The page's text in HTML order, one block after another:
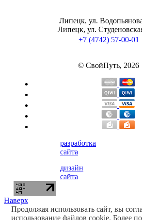
Липецк, ул.
Липецк, ул.
+7 (4742) 57-00-01
© СвойПуть, 2026
разработка
сайта
дизайн
сайта
Наверх
Продолжая использовать сайт, вы
использование файлов cookie. Более